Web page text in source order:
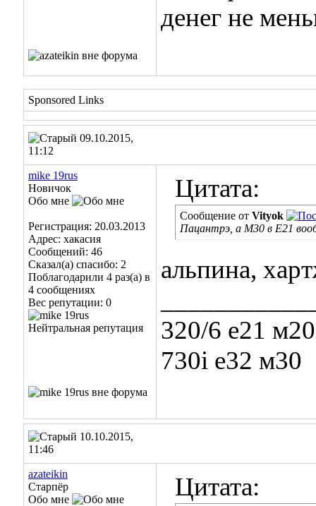
денег не
Sponsored Links
09.10.2015,
11:12
mike 19rus
Новичок
Обо мне
Регистрация: 20.03.2013
Адрес: хакасия
Сообщений: 46
Сказал(а) спасибо: 2
Поблагодарили 4 раз(а) в
4 сообщениях
Вес репутации: 0
Цитата:
Сообщение от Vityok
Пацантрэ, а М30 в E21
альпина,
320/6 е21 м20
730i е32 м30
10.10.2015,
11:46
azateikin
Старпёр
Обо мне
Цитата: